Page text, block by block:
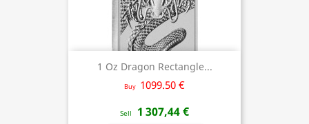
1 Oz Dragon Rectangle...
Buy 1099.50 €
Sell 1 307,44 €